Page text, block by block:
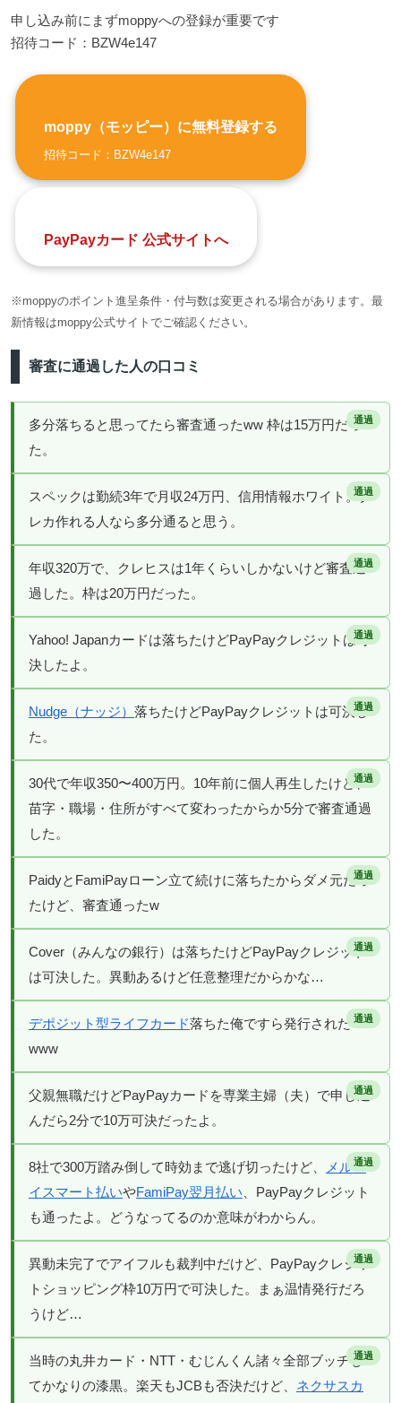
申し込み前にまずmoppyへの登録が重要です
招待コード：BZW4e147
moppy（モッピー）に無料登録する
招待コード：BZW4e147
PayPayカード 公式サイトへ
※moppyのポイント進呈条件・付与数は変更される場合があります。最
新情報はmoppy公式サイトでご確認ください。
審査に通過した人の口コミ
多分落ちると思ってたら審査通ったww 枠は15万円だっ
た。
スペックは勤続3年で月収24万円、信用情報ホワイト。ク
レカ作れる人なら多分通ると思う。
年収320万で、クレヒスは1年くらいしかないけど審査通
過した。枠は20万円だった。
Yahoo! Japanカードは落ちたけどPayPayクレジットは可
決したよ。
Nudge（ナッジ） 落ちたけどPayPayクレジットは可決し
た。
30代で年収350〜400万円。10年前に個人再生したけど、
苗字・職場・住所がすべて変わったからか5分で審査通過
した。
PaidyとFamiPayローン立て続けに落ちたからダメ元だっ
たけど、審査通ったw
Cover（みんなの銀行）は落ちたけどPayPayクレジット
は可決した。異動あるけど任意整理だからかな…
デポジット型ライフカード落ちた俺ですら発行された
www
父親無職だけどPayPayカードを専業主婦（夫）で申し込
んだら2分で10万可決だったよ。
8社で300万踏み倒して時効まで逃げ切ったけど、
メルペ
イスマート払いやFamiPay翌月払い 、PayPayクレジット
も通ったよ。どうなってるのか意味がわからん。
異動未完了でアイフルも裁判中だけど、PayPayクレジッ
トショッピング枠10万円で可決した。まぁ温情発行だろ
うけど…
当時の丸井カード・NTT・むじんくん諸々全部ブッチし
てかなりの漆黒。楽天もJCBも否決だけど、 ネクサスカ